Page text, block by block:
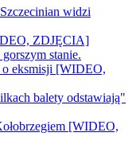
widzi
ZDJĘCIA]
stanie.
o eksmisji [WIDEO,
balety odstawiają"
[WIDEO,